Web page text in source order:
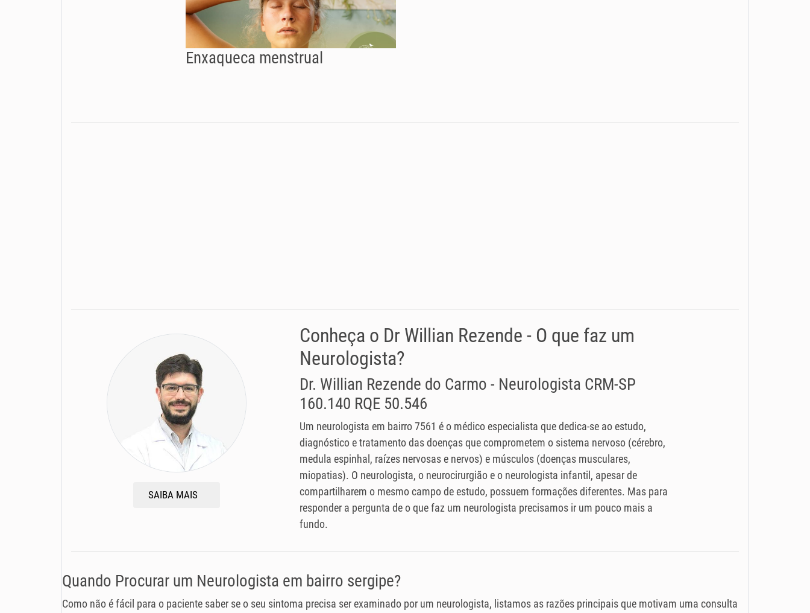
Enxaqueca menstrual
SAIBA MAIS
Conheça o Dr Willian Rezende - O que faz um
Neurologista?
Dr. Willian Rezende do Carmo - Neurologista CRM-SP
160.140 RQE 50.546
Um neurologista em bairro 7561 é o médico especialista que dedica-se ao estudo,
diagnóstico e tratamento das doenças que comprometem o sistema nervoso (cérebro,
medula espinhal, raízes nervosas e nervos) e músculos (doenças musculares,
miopatias). O neurologista, o neurocirurgião e o neurologista infantil, apesar de
compartilharem o mesmo campo de estudo, possuem formações diferentes. Mas para
responder a pergunta de o que faz um neurologista precisamos ir um pouco mais a
fundo.
Quando Procurar um Neurologista em bairro sergipe?
Como não é fácil para o paciente saber se o seu sintoma precisa ser examinado por um neurologista, listamos as razões principais que motivam uma consulta